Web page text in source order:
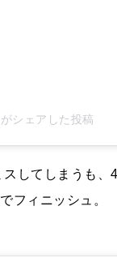
シェアした投稿
してしまうも、
フィニッシュ。